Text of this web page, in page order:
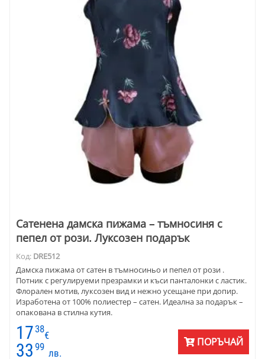
Сатенена дамска пижама – тъмносиня с
пепел от рози. Луксозен подарък
Код: DRE512
Дамска пижама от сатен в тъмносиньо и пепел от рози .
Потник с регулируеми презрамки и къси панталонки с ластик.
Флорален мотив, луксозен вид и нежно усещане при допир.
Изработена от 100% полиестер – сатен. Идеална за подарък –
опакована в стилна кутия.
17 38
€
33 99
лв.
ПОРЪЧАЙ